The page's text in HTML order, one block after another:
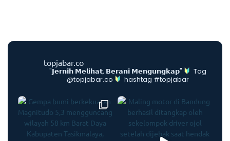
topjabar.co
"𝗝𝗲𝗿𝗻𝗶𝗵 𝗠𝗲𝗹𝗶𝗵𝗮𝘁, 𝗕𝗲𝗿𝗮𝗻𝗶 𝗠𝗲𝗻𝗴𝘂𝗻𝗴𝗸𝗮𝗽"
Tag
@topjabar.co
hashtag #topjabar